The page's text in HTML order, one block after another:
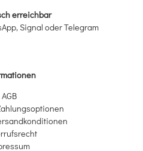
erreichbar
Signal oder Telegram
AGB